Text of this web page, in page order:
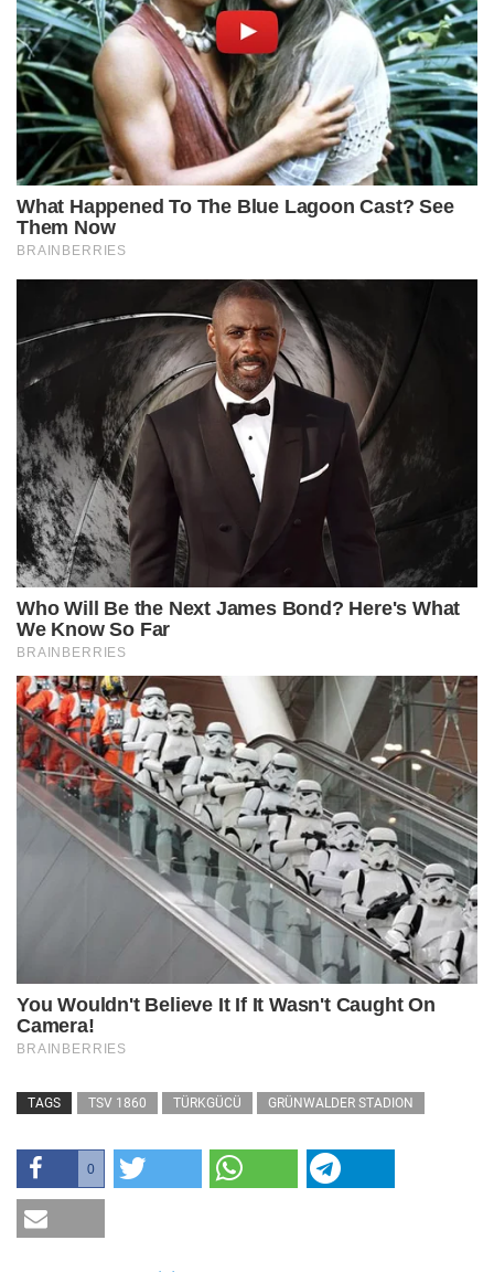
TAGS TSV 1860 TÜRKGÜCÜ GRÜNWALDER STADION
0